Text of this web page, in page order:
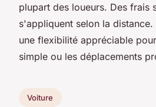
plupart des loueurs. Des frais
s'appliquent selon la
une flexibilité appréciable
simple ou les déplacements
Voiture